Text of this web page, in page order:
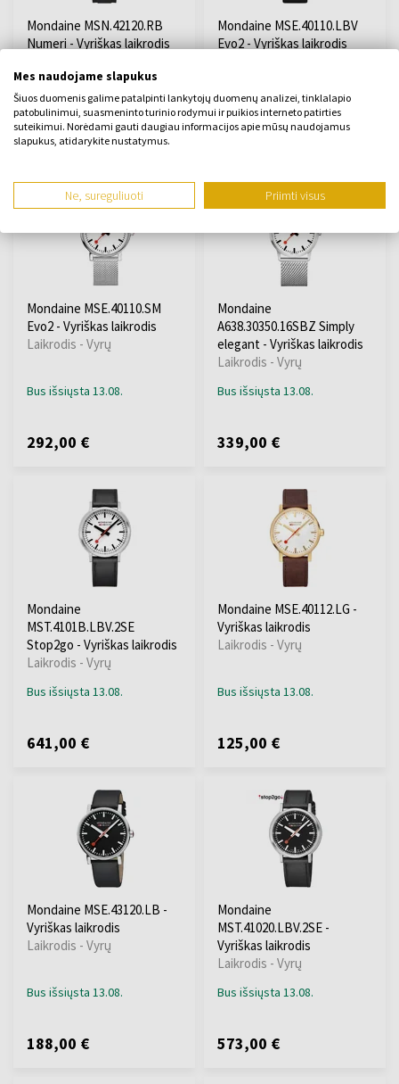
Mondaine MSN.42120.RB
Numeri - Vyriškas laikrodis
358,00 €
Mondaine MSE.40110.LBV
Evo2 - Vyriškas laikrodis
Mondaine MSE.40110.SM
Evo2 - Vyriškas laikrodis
Laikrodis - Vyrų
Bus išsiųsta 13.08.
292,00 €
Mondaine
A638.30350.16SBZ Simply
elegant - Vyriškas laikrodis
Laikrodis - Vyrų
Bus išsiųsta 13.08.
339,00 €
Mondaine
MST.4101B.LBV.2SE
Stop2go - Vyriškas laikrodis
Laikrodis - Vyrų
Bus išsiųsta 13.08.
641,00 €
Mondaine MSE.40112.LG -
Vyriškas laikrodis
Laikrodis - Vyrų
Bus išsiųsta 13.08.
125,00 €
Mondaine MSE.43120.LB -
Vyriškas laikrodis
Laikrodis - Vyrų
Bus išsiųsta 13.08.
188,00 €
Mondaine
MST.41020.LBV.2SE -
Vyriškas laikrodis
Laikrodis - Vyrų
Bus išsiųsta 13.08.
573,00 €
Mes naudojame slapukus
Šiuos duomenis galime patalpinti lankytojų duomenų analizei, tinklalapio
patobulinimui, suasmeninto turinio rodymui ir puikios interneto patirties
suteikimui. Norėdami gauti daugiau informacijos apie mūsų naudojamus
slapukus, atidarykite nustatymus.
Ne, sureguliuoti Priimti visus